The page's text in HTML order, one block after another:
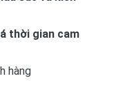
thời gian cam
hàng